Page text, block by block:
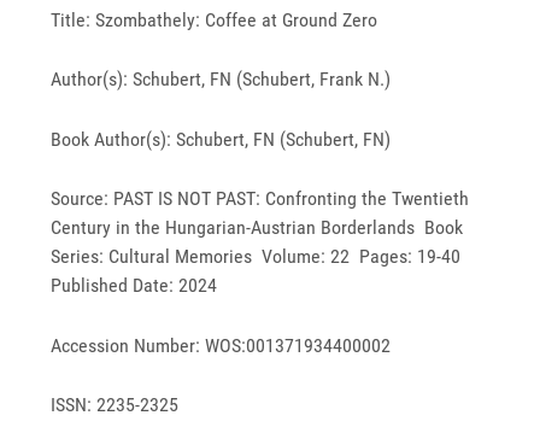
Title: Szombathely: Coffee at Ground Zero
Author(s): Schubert, FN (Schubert, Frank N.)
Book Author(s): Schubert, FN (Schubert, FN)
Source: PAST IS NOT PAST: Confronting the Twentieth
Century in the Hungarian-Austrian Borderlands Book
Series: Cultural Memories Volume: 22 Pages: 19-40
Published Date: 2024
Accession Number: WOS:001371934400002
ISSN: 2235-2325